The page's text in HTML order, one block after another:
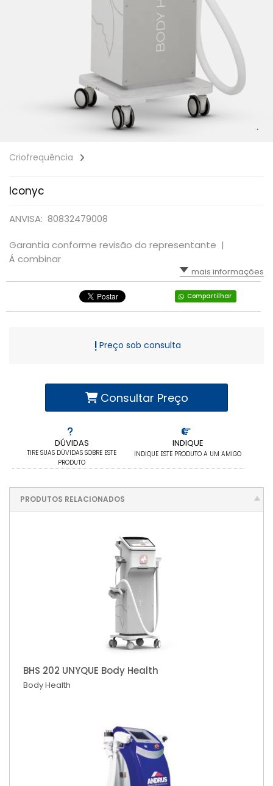
Criofrequência
Iconyc
ANVISA: 80832479008
Garantia conforme revisão do representante |
Á combinar
mais informações
Compartilhar
DÚVIDAS
TIRE SUAS DÚVIDAS SOBRE ESTE
PRODUTO
INDIQUE
INDIQUE ESTE PRODUTO A UM AMIGO
Preço sob consulta
Consultar Preço
PRODUTOS RELACIONADOS
BHS 202 UNYQUE Body Health
Body Health